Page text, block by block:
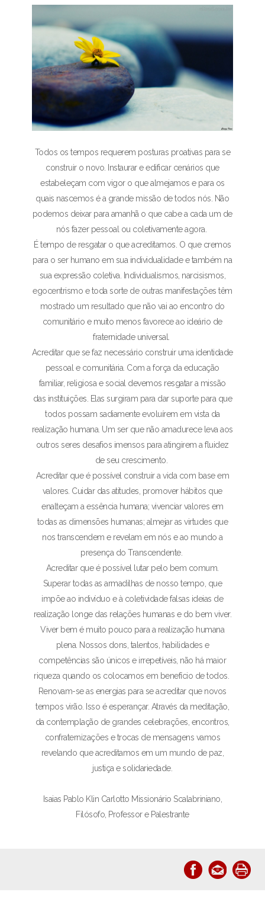
Todos os tempos requerem posturas proativas para se
construir o novo. Instaurar e edificar cenários que
estabeleçam com vigor o que almejamos e para os
quais nascemos é a grande missão de todos nós. Não
podemos deixar para amanhã o que cabe a cada um de
nós fazer pessoal ou coletivamente agora.
É tempo de resgatar o que acreditamos. O que cremos
para o ser humano em sua individualidade e também na
sua expressão coletiva. Individualismos, narcisismos,
egocentrismo e toda sorte de outras manifestações têm
mostrado um resultado que não vai ao encontro do
comunitário e muito menos favorece ao ideário de
fraternidade universal.
Acreditar que se faz necessário construir uma identidade
pessoal e comunitária. Com a força da educação
familiar, religiosa e social devemos resgatar a missão
das instituições. Elas surgiram para dar suporte para que
todos possam sadiamente evoluírem em vista da
realização humana. Um ser que não amadurece leva aos
outros seres desafios imensos para atingirem a fluidez
de seu crescimento.
Acreditar que é possível construir a vida com base em
valores. Cuidar das atitudes, promover hábitos que
enalteçam a essência humana; vivenciar valores em
todas as dimensões humanas; almejar as virtudes que
nos transcendem e revelam em nós e ao mundo a
presença do Transcendente.
Acreditar que é possível lutar pelo bem comum.
Superar todas as armadilhas de nosso tempo, que
impõe ao indivíduo e à coletividade falsas ideias de
realização longe das relações humanas e do bem viver.
Viver bem é muito pouco para a realização humana
plena. Nossos dons, talentos, habilidades e
competências são únicos e irrepetíveis, não há maior
riqueza quando os colocamos em benefício de todos.
Renovam-se as energias para se acreditar que novos
tempos virão. Isso é esperançar. Através da meditação,
da contemplação de grandes celebrações, encontros,
confraternizações e trocas de mensagens vamos
revelando que acreditamos em um mundo de paz,
justiça e solidariedade.
Isaias Pablo Klin Carlotto Missionário Scalabriniano,
Filósofo, Professor e Palestrante